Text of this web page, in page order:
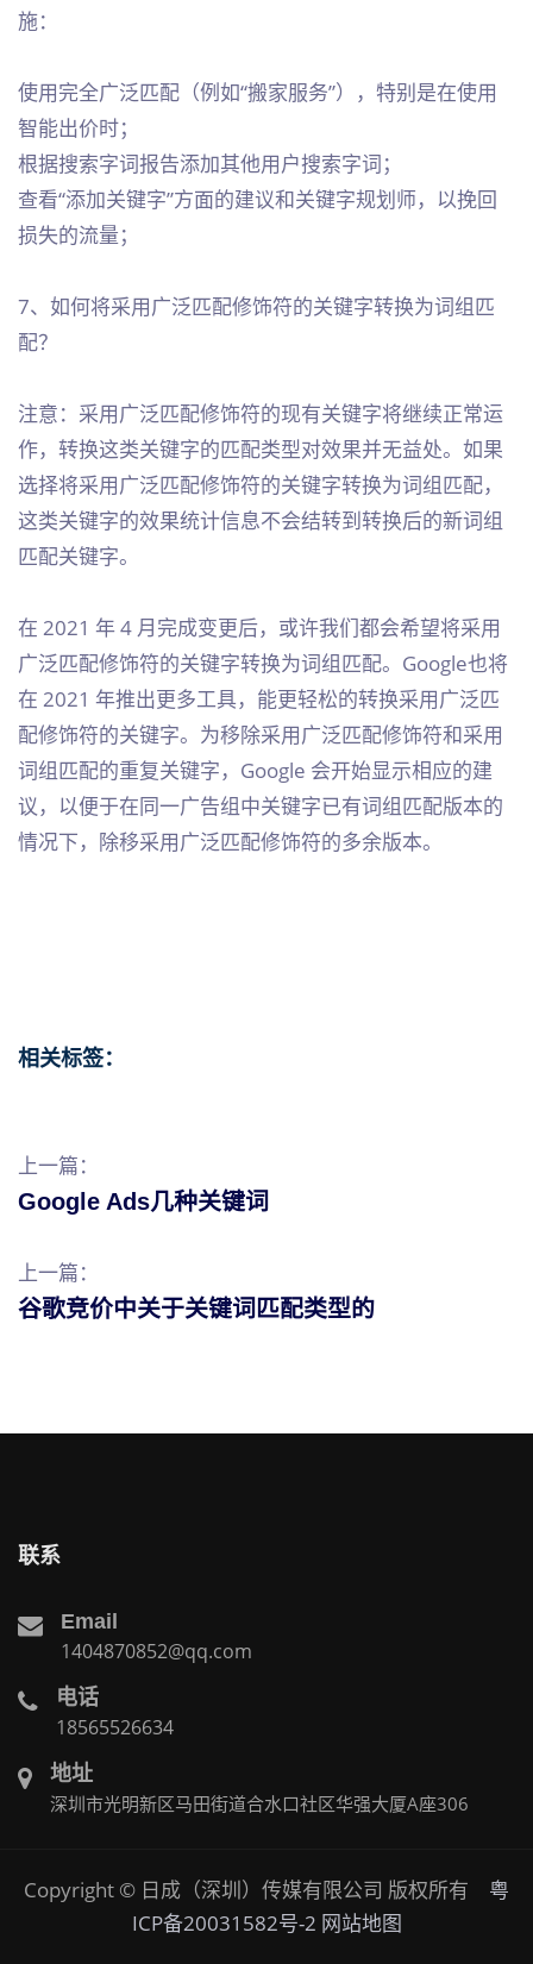
施：
使用完全广泛匹配（例如“搬家服务”），特别是在使用
智能出价时；
根据搜索字词报告添加其他用户搜索字词；
查看“添加关键字”方面的建议和关键字规划师，以挽回
损失的流量；
7、如何将采用广泛匹配修饰符的关键字转换为词组匹
配？
注意：采用广泛匹配修饰符的现有关键字将继续正常运
作，转换这类关键字的匹配类型对效果并无益处。如果
选择将采用广泛匹配修饰符的关键字转换为词组匹配，
这类关键字的效果统计信息不会结转到转换后的新词组
匹配关键字。
在 2021 年 4 月完成变更后，或许我们都会希望将采用
广泛匹配修饰符的关键字转换为词组匹配。Google也将
在 2021 年推出更多工具，能更轻松的转换采用广泛匹
配修饰符的关键字。为移除采用广泛匹配修饰符和采用
词组匹配的重复关键字，Google 会开始显示相应的建
议，以便于在同一广告组中关键字已有词组匹配版本的
情况下，除移采用广泛匹配修饰符的多余版本。
相关标签：
上一篇：
Google Ads几种关键词
上一篇：
谷歌竞价中关于关键词匹配类型的
联系
Email
1404870852@qq.com
电话
18565526634
地址
深圳市光明新区马田街道合水口社区华强大厦A座306
Copyright © 日成（深圳）传媒有限公司 版权所有 粤
ICP备20031582号-2 网站地图